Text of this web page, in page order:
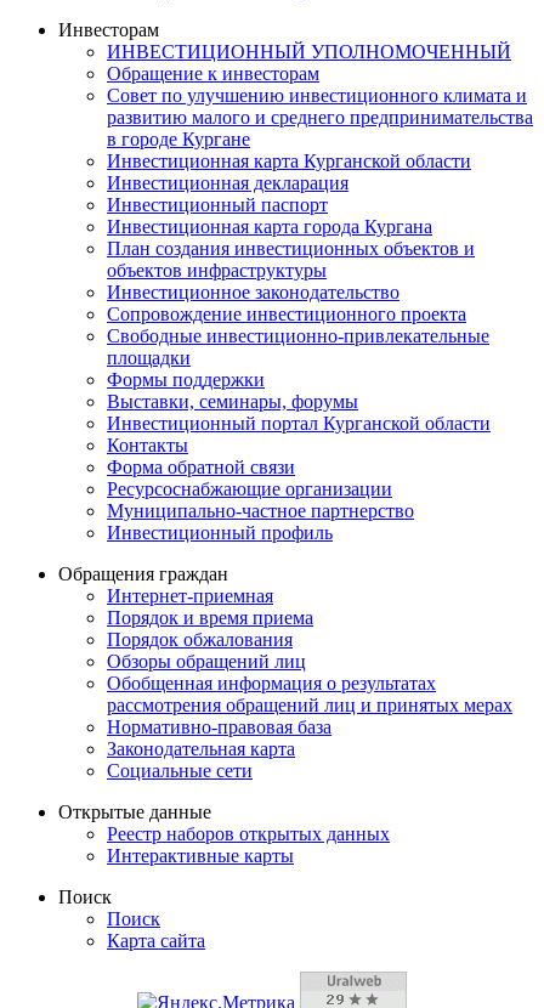
Инвесторам
ИНВЕСТИЦИОННЫЙ УПОЛНОМОЧЕННЫЙ
Обращение к инвесторам
Совет по улучшению инвестиционного климата и
развитию малого и среднего предпринимательства
в городе Кургане
Инвестиционная карта Курганской области
Инвестиционная декларация
Инвестиционный паспорт
Инвестиционная карта города Кургана
План создания инвестиционных объектов и
объектов инфраструктуры
Инвестиционное законодательство
Сопровождение инвестиционного проекта
Свободные инвестиционно-привлекательные
площадки
Формы поддержки
Выставки, семинары, форумы
Инвестиционный портал Курганской области
Контакты
Форма обратной связи
Ресурсоснабжающие организации
Муниципально-частное партнерство
Инвестиционный профиль
Обращения граждан
Интернет-приемная
Порядок и время приема
Порядок обжалования
Обзоры обращений лиц
Обобщенная информация о результатах
рассмотрения обращений лиц и принятых мерах
Нормативно-правовая база
Законодательная карта
Социальные сети
Открытые данные
Реестр наборов открытых данных
Интерактивные карты
Поиск
Поиск
Карта сайта